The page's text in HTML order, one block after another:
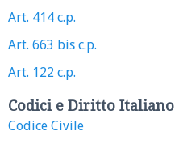
Art. 414 c.p.
Art. 663 bis c.p.
Art. 122 c.p.
Codici e Diritto Italiano
Codice Civile